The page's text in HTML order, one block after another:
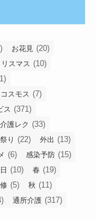
お花見 (20)
リスマス (10)
コスモス (7)
ス (371)
介護レク (33)
り (22) 外出 (13)
(6) 感染予防 (15)
(10) 春 (19)
(5) 秋 (11)
通所介護 (317)